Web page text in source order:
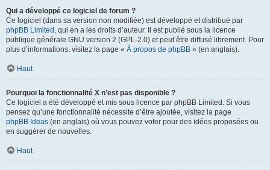
Qui a développé ce logiciel de forum ?
Ce logiciel (dans sa version non modifiée) est développé et distribué par
phpBB Limited , qui en a les droits d’auteur. Il est publié sous la licence
publique générale GNU version 2 (GPL-2.0) et peut être diffusé librement. Pour
plus d’informations, visitez la page « À propos de phpBB » (en anglais).
Haut
Pourquoi la fonctionnalité X n’est pas disponible ?
Ce logiciel a été développé et mis sous licence par phpBB Limited. Si vous
pensez qu’une fonctionnalité nécessite d’être ajoutée, visitez la page
phpBB Ideas (en anglais) où vous pouvez voter pour des idées proposées ou
en suggérer de nouvelles.
Haut